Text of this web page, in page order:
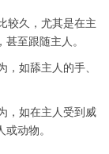
较久，尤其是在主
至跟随主人。
如舔主人的手、
，如在主人受到威
动物。